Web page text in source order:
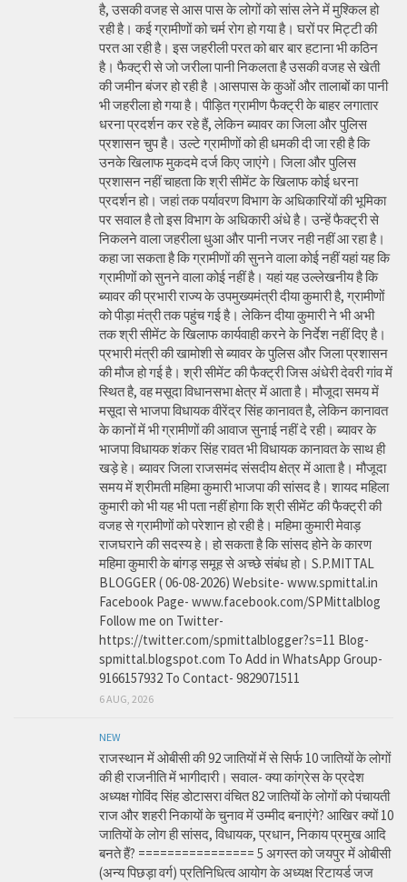
है, उसकी वजह से आस पास के लोगों को सांस लेने में मुश्किल हो
रही है। कई ग्रामीणों को चर्म रोग हो गया है। घरों पर मिट्टी की
परत आ रही है। इस जहरीली परत को बार बार हटाना भी कठिन
है। फैक्ट्री से जो जरीला पानी निकलता है उसकी वजह से खेती
की जमीन बंजर हो रही है ।आसपास के कुओं और तालाबों का पानी
भी जहरीला हो गया है। पीड़ित ग्रामीण फैक्ट्री के बाहर लगातार
धरना प्रदर्शन कर रहे हैं, लेकिन ब्यावर का जिला और पुलिस
प्रशासन चुप है। उल्टे ग्रामीणों को ही धमकी दी जा रही है कि
उनके खिलाफ मुकदमे दर्ज किए जाएंगे। जिला और पुलिस
प्रशासन नहीं चाहता कि श्री सीमेंट के खिलाफ कोई धरना
प्रदर्शन हो। जहां तक पर्यावरण विभाग के अधिकारियों की भूमिका
पर सवाल है तो इस विभाग के अधिकारी अंधे है। उन्हें फैक्ट्री से
निकलने वाला जहरीला धुआ और पानी नजर नही नहीं आ रहा है।
कहा जा सकता है कि ग्रामीणों की सुनने वाला कोई नहीं यहां यह कि
ग्रामीणों को सुनने वाला कोई नहीं है। यहां यह उल्लेखनीय है कि
ब्यावर की प्रभारी राज्य के उपमुख्यमंत्री दीया कुमारी है, ग्रामीणों
को पीड़ा मंत्री तक पहुंच गई है। लेकिन दीया कुमारी ने भी अभी
तक श्री सीमेंट के खिलाफ कार्यवाही करने के निर्देश नहीं दिए है।
प्रभारी मंत्री की खामोशी से ब्यावर के पुलिस और जिला प्रशासन
की मौज हो गई है। श्री सीमेंट की फैक्ट्री जिस अंधेरी देवरी गांव में
स्थित है, वह मसूदा विधानसभा क्षेत्र में आता है। मौजूदा समय में
मसूदा से भाजपा विधायक वीरेंद्र सिंह कानावत है, लेकिन कानावत
के कानों में भी ग्रामीणों की आवाज सुनाई नहीं दे रही। ब्यावर के
भाजपा विधायक शंकर सिंह रावत भी विधायक कानावत के साथ ही
खड़े हे। ब्यावर जिला राजसमंद संसदीय क्षेत्र में आता है। मौजूदा
समय में श्रीमती महिमा कुमारी भाजपा की सांसद है। शायद महिला
कुमारी को भी यह भी पता नहीं होगा कि श्री सीमेंट की फैक्ट्री की
वजह से ग्रामीणों को परेशान हो रही है। महिमा कुमारी मेवाड़
राजघराने की सदस्य हे। हो सकता है कि सांसद होने के कारण
महिमा कुमारी के बांगड़ समूह से अच्छे संबंध हो। S.P.MITTAL
BLOGGER ( 06-08-2026) Website- www.spmittal.in
Facebook Page- www.facebook.com/SPMittalblog
Follow me on Twitter-
https://twitter.com/spmittalblogger?s=11 Blog-
spmittal.blogspot.com To Add in WhatsApp Group-
9166157932 To Contact- 9829071511
6 AUG, 2026
NEW
राजस्थान में ओबीसी की 92 जातियों में से सिर्फ 10 जातियों के लोगों
की ही राजनीति में भागीदारी। सवाल- क्या कांग्रेस के प्रदेश
अध्यक्ष गोविंद सिंह डोटासरा वंचित 82 जातियों के लोगों को पंचायती
राज और शहरी निकायों के चुनाव में उम्मीद बनाएंगे? आखिर क्यों 10
जातियों के लोग ही सांसद, विधायक, प्रधान, निकाय प्रमुख आदि
बनते हैं? ================ 5 अगस्त को जयपुर में ओबीसी
(अन्य पिछड़ा वर्ग) प्रतिनिधित्व आयोग के अध्यक्ष रिटायर्ड जज